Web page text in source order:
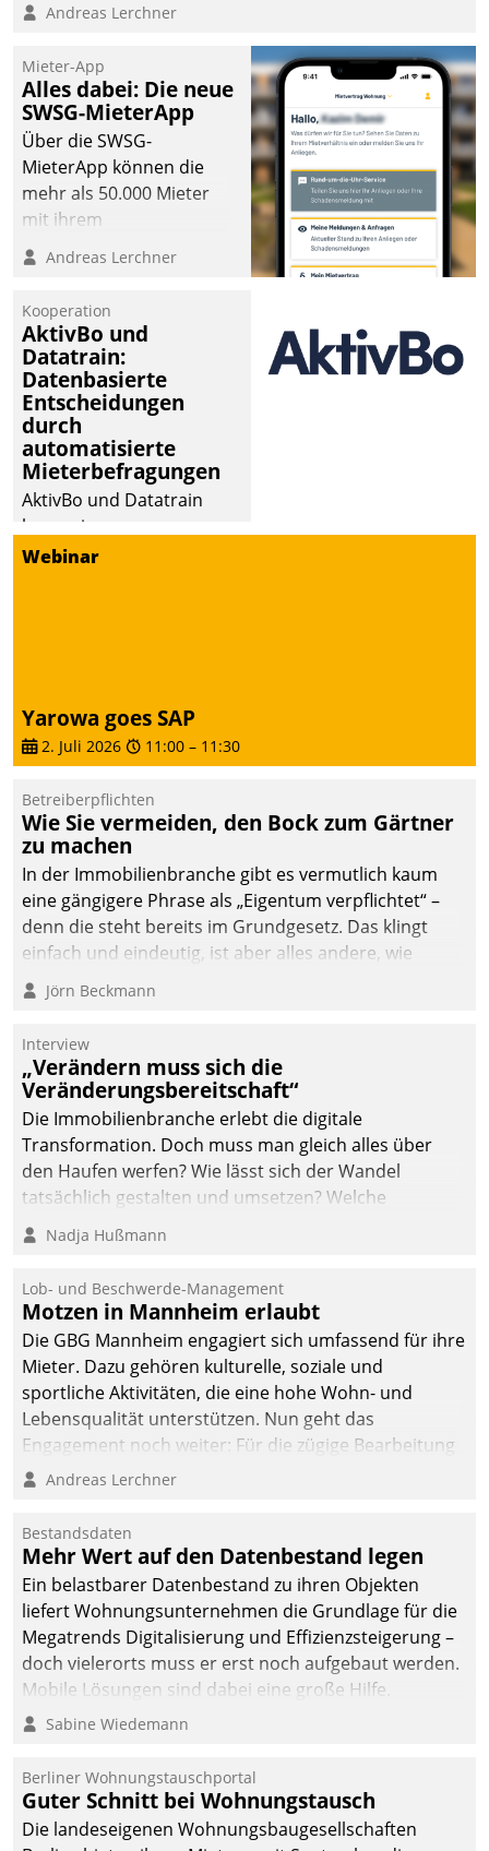
Andreas Lerchner
Mieter-App
Alles dabei: Die neue
SWSG-MieterApp
Über die SWSG-
MieterApp können die
mehr als 50.000 Mieter
mit ihrem
Wohnungsunternehmen
kommunizieren, auf dem
einsehen und ändern
oder
Schadensmeldungen
abgeben – rund um die
Uhr.
Andreas Lerchner
Kooperation
AktivBo und
Datatrain:
Datenbasierte
Entscheidungen
durch
automatisierte
Mieterbefragungen
AktivBo und Datatrain
kooperieren –
Immobilienunternehmen
zielgerichtete
Mieterbefragungen – eine
starke Grundlage für
intelligente,
datengestützte
Entscheidungen.
Webinar
Yarowa goes SAP
2. Juli 2026 11:00 – 11:30
Betreiberpflichten
Wie Sie vermeiden, den Bock zum Gärtner
zu machen
In der Immobilienbranche gibt es vermutlich kaum
eine gängigere Phrase als „Eigentum verpflichtet“ –
denn die steht bereits im Grundgesetz. Das klingt
einfach und eindeutig, ist aber alles andere, wie
Branchenbeschäftigte wissen. Denn mit der
Verantwortung folgen Verpflichtungen.
Jörn Beckmann
Interview
„Verändern muss sich die
Veränderungsbereitschaft“
Die Immobilienbranche erlebt die digitale
Transformation. Doch muss man gleich alles über
den Haufen werfen? Wie lässt sich der Wandel
tatsächlich gestalten und umsetzen? Welche
Argumente zählen wirklich?
Nadja Hußmann
Lob- und Beschwerde-Management
Motzen in Mannheim erlaubt
Die GBG Mannheim engagiert sich umfassend für ihre
Mieter. Dazu gehören kulturelle, soziale und
sportliche Aktivitäten, die eine hohe Wohn- und
Lebensqualität unterstützen. Nun geht das
Engagement noch weiter: Für die zügige Bearbeitung
von Beschwerden – oder Lob – richtet das
und Beschwerde-Management einen eigenen Kanal
ein.
Andreas Lerchner
Bestandsdaten
Mehr Wert auf den Datenbestand legen
Ein belastbarer Datenbestand zu ihren Objekten
liefert Wohnungsunternehmen die Grundlage für die
Megatrends Digitalisierung und Effizienzsteigerung –
doch vielerorts muss er erst noch aufgebaut werden.
Mobile Lösungen sind dabei eine große Hilfe.
Sabine Wiedemann
Berliner Wohnungstauschportal
Guter Schnitt bei Wohnungstausch
Die landeseigenen Wohnungsbaugesellschaften